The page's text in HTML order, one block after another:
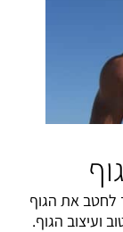
לחטב את הגוף
ועיצוב הגוף.